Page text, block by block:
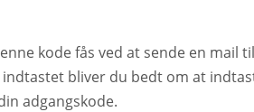
kode fås ved at sende en mail til
bliver du bedt om at
adgangskode.